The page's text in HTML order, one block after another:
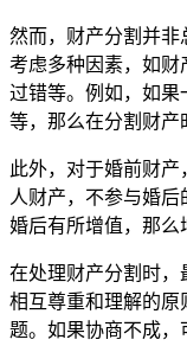
然而，财产分割并非
考虑多种因素，如财
过错等。例如，如果
等，那么在分割财产
此外，对于婚前财
人财产，不参与婚
婚后有所增值，那么
在处理财产分割时，
相互尊重和理解的原
题。如果协商不成，